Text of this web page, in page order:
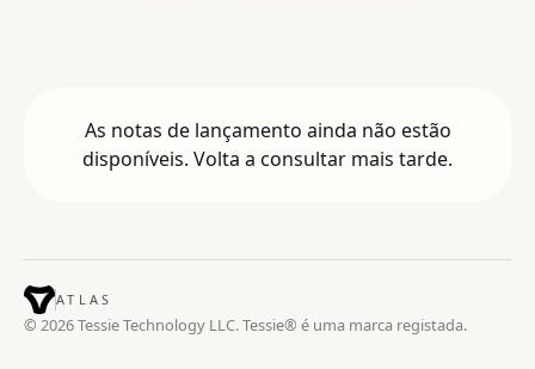
As notas de lançamento ainda não estão
disponíveis. Volta a consultar mais tarde.
ATLAS
© 2026 Tessie Technology LLC. Tessie® é uma marca registada.